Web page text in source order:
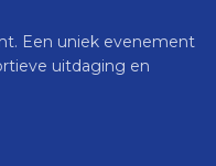
Een uniek evenement
uitdaging en